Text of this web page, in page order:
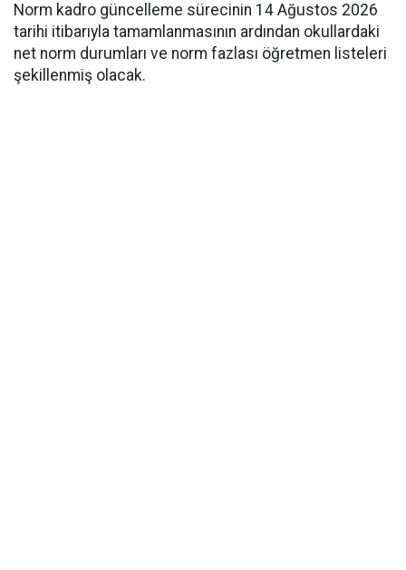
Norm kadro güncelleme sürecinin 14 Ağustos 2026
tarihi itibarıyla tamamlanmasının ardından okullardaki
net norm durumları ve norm fazlası öğretmen listeleri
şekillenmiş olacak.